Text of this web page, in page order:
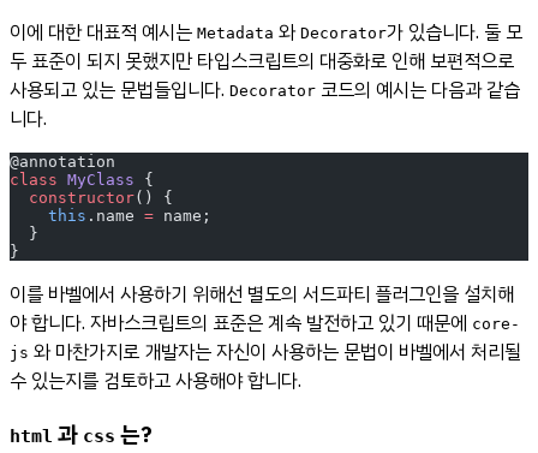
이에 대한 대표적 예시는 Metadata 와 Decorator가 있습니다. 둘 모
두 표준이 되지 못했지만 타입스크립트의 대중화로 인해 보편적으로
사용되고 있는 문법들입니다. Decorator 코드의 예시는 다음과 같습
니다.
@annotation
class MyClass {
  constructor
() {
    this
.name = name;
  }
}
이를 바벨에서 사용하기 위해선 별도의 서드파티 플러그인을 설치해
야 합니다. 자바스크립트의 표준은 계속 발전하고 있기 때문에 core-
js 와 마찬가지로 개발자는 자신이 사용하는 문법이 바벨에서 처리될
수 있는지를 검토하고 사용해야 합니다.
html 과 css 는?